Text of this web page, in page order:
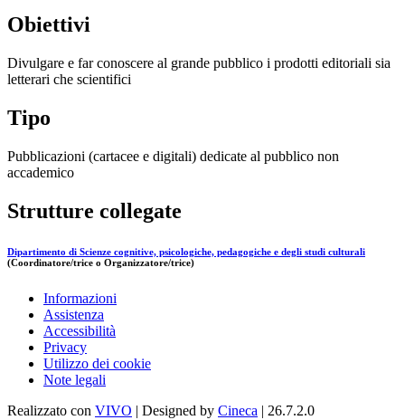
Obiettivi
Divulgare e far conoscere al grande pubblico i prodotti editoriali sia
letterari che scientifici
Tipo
Pubblicazioni (cartacee e digitali) dedicate al pubblico non
accademico
Strutture collegate
Dipartimento di Scienze cognitive, psicologiche, pedagogiche e degli studi culturali
(Coordinatore/trice o Organizzatore/trice)
Informazioni
Assistenza
Accessibilità
Privacy
Utilizzo dei cookie
Note legali
Realizzato con VIVO | Designed by Cineca | 26.7.2.0